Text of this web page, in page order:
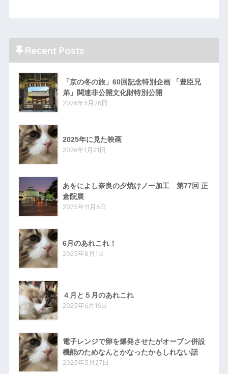
Recent Posts
「京の冬の旅」60回記念特別企画 「豊臣兄
弟」関連非公開文化財特別公開
2026年3月26日
2025年に見た映画
2026年1月21日
あをによし奈良の夕焼けノー加工 第77回 正
倉院展
2025年11月6日
6月のあれこれ！
2025年8月1日
４月と５月のあれこれ
2025年6月16日
電子レンジで卵を爆発させたがオーブン併設
機能のためなんとかなったかもしれない話
2025年5月27日